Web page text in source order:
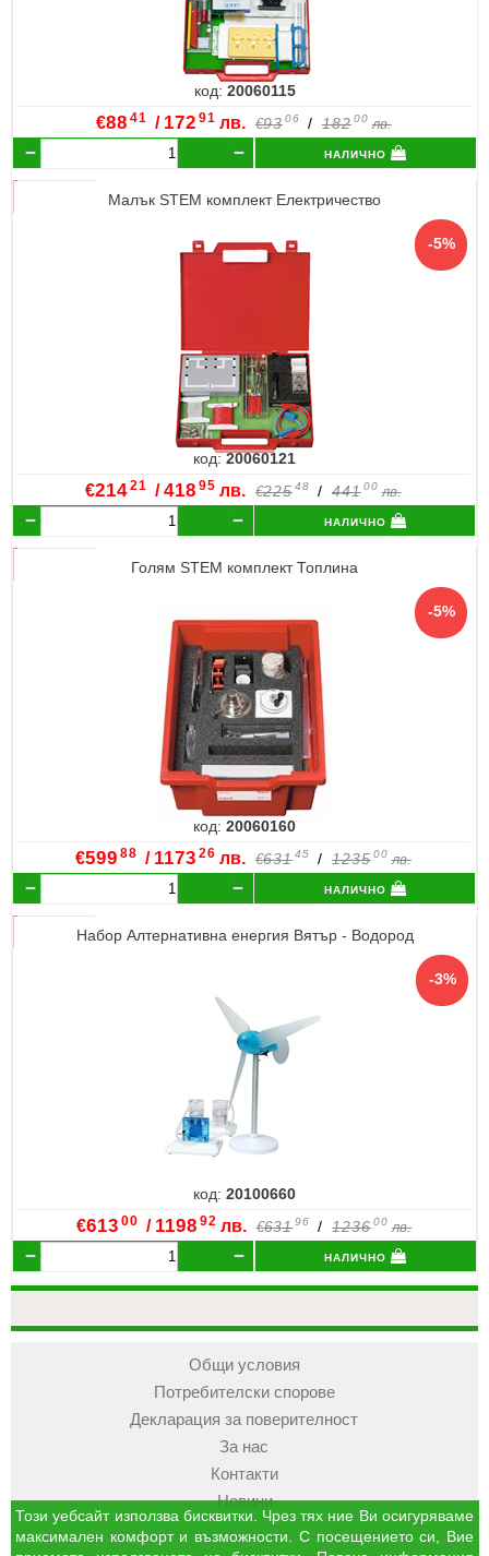
код: 20060115
€88 41 / 172 91 лв. €9306 / 18200 лв.
налично
Малък STEM комплект Електричество
код:20060121
€21421 /418 95 лв. €22548 / 44100 лв.
налично
Голям STEM комплект Топлина
код: 20060160
€599 88 / 1173 26 лв. €63145 / 123500 лв.
налично
Набор Алтернативна енергия Вятър - Водород
код: 20100660
€613 00 / 1198 92 лв. €63196 / 123600 лв.
налично
Общи условия
Потребителски спорове
Декларация за поверителност
За нас
Контакти
Новини
Този уебсайт използва бисквитки. Чрез тях ние Ви осигуряваме
максимален комфорт и възможности. С посещението си, Вие